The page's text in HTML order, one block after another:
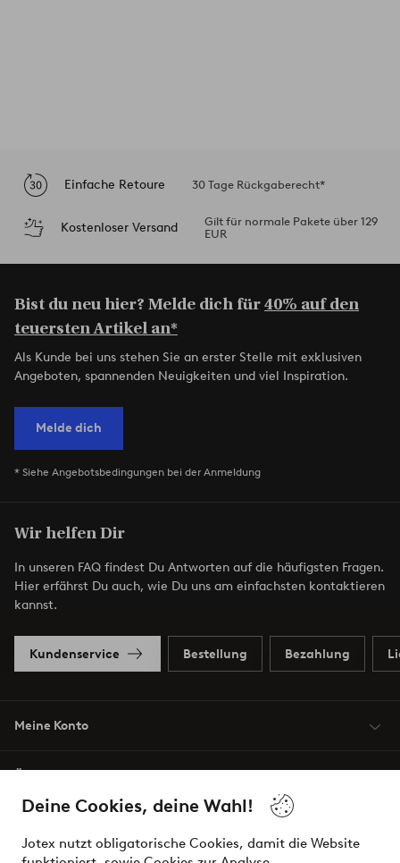
Deine Cookies, deine Wahl!
Jotex nutzt obligatorische Cookies, damit die Website
Einfache Retoure 30 Tage Rückgaberecht*
Kostenloser Versand
Gilt für normale Pakete über 129
EUR
Bist du neu hier? Melde dich für40% auf den
teuersten Artikel an*
Als Kunde bei uns stehen Sie an erster Stelle mit exklusiven
Angeboten, spannenden Neuigkeiten und viel Inspiration.
Melde dich
* Siehe Angebotsbedingungen bei der Anmeldung
Wir helfen Dir
In unseren FAQ findest Du Antworten auf die häufigsten Fragen.
Hier erfährst Du auch, wie Du uns am einfachsten kontaktieren
kannst.
Kundenservice Bestellung Bezahlung
Meine Konto